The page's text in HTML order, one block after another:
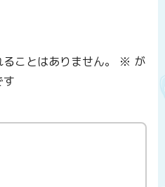
ことはありません。 ※ が
す